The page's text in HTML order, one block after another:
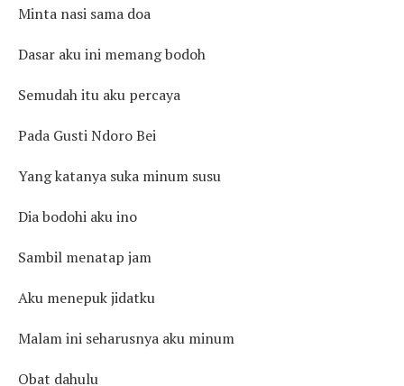
Minta nasi sama doa
Dasar aku ini memang bodoh
Semudah itu aku percaya
Pada Gusti Ndoro Bei
Yang katanya suka minum susu
Dia bodohi aku ino
Sambil menatap jam
Aku menepuk jidatku
Malam ini seharusnya aku minum
Obat dahulu